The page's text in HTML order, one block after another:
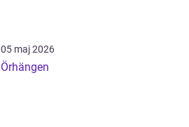
05 maj 2026
Örhängen